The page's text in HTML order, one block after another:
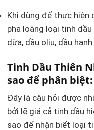
Khi dùng để thực hiện
pha loãng loại tinh
dừa, dầu oliu, dầu hạnh
Tinh Dầu Thiên
sao để phân biệt:
Đây là câu hỏi được
bởi lẽ giá cả tinh dầu
sao để nhận biết loại